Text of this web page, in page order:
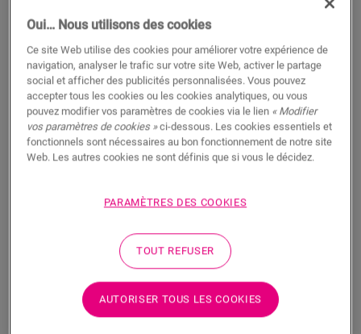
Profilé de bordure - Silver
ACCESSOIRES POUR VINYLE PROFILÉ DE BORDURE NEVENPSILV
Belle finition
Couverture des joints de dilatation
RECHERCHER
Oui… Nous utilisons des cookies
Ce site Web utilise des cookies pour améliorer votre expérience de
navigation, analyser le trafic sur votre site Web, activer le partage
social et afficher des publicités personnalisées. Vous pouvez
accepter tous les cookies ou les cookies analytiques, ou vous
pouvez modifier vos paramètres de cookies via le lien « Modifier
vos paramètres de cookies »ci-dessous. Les cookies essentiels et
fonctionnels sont nécessaires au bon fonctionnement de notre site
Web. Les autres cookies ne sont définis que si vous le décidez.
PARAMÈTRES DES COOKIES
TOUT REFUSER
AUTORISER TOUS LES COOKIES